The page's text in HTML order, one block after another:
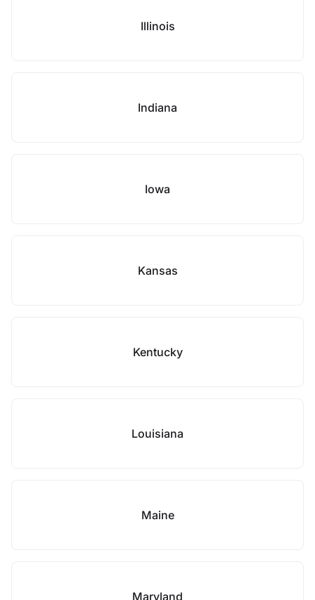
Illinois
Indiana
Iowa
Kansas
Kentucky
Louisiana
Maine
Maryland